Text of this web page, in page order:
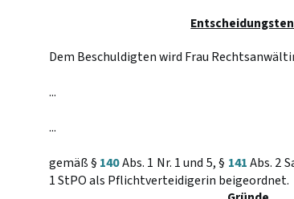
Dem Beschuldigten wird Frau
...
...
gemäß § 140Abs. 1 Nr. 1 und 5, § 141Abs. 2
1 StPO als Pflichtverteidigerin beigeordnet.